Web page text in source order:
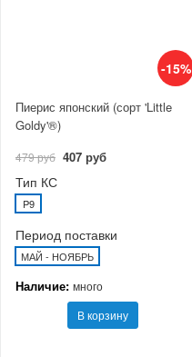
-15%
Пиерис японский (сорт 'Little
Goldy'®)
479 руб 407 руб
Тип КС
P9
Период поставки
МАЙ - НОЯБРЬ
Наличие: много
В корзину